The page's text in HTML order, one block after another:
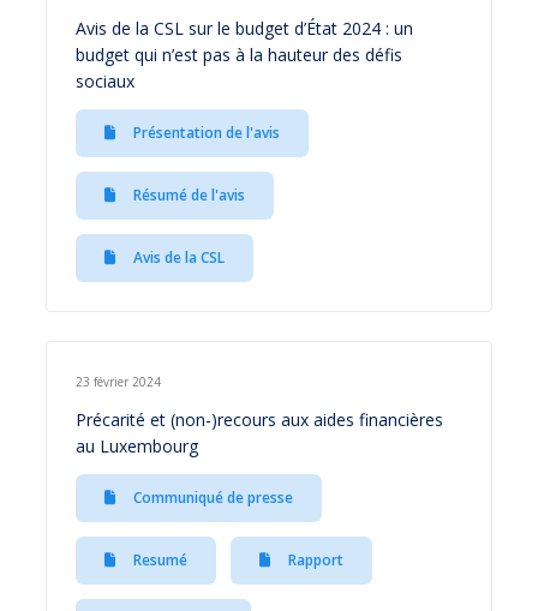
Avis de la CSL sur le budget d’État 2024 : un
budget qui n’est pas à la hauteur des défis
sociaux
Présentation de l'avis
Résumé de l'avis
Avis de la CSL
23 février 2024
Précarité et (non-)recours aux aides financières
au Luxembourg
Communiqué de presse
Resumé Rapport